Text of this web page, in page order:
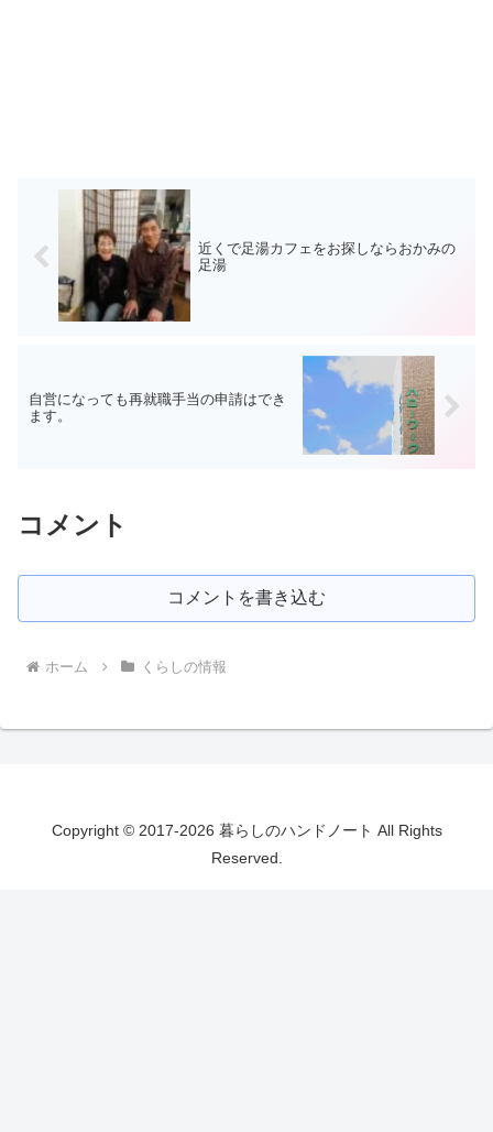
近くで足湯カフェをお探しならおかみの
足湯
自営になっても再就職手当の申請はでき
ます。
コメント
コメントを書き込む
ホーム くらしの情報
Copyright © 2017-2026 暮らしのハンドノート All Rights
Reserved.